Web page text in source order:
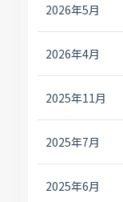
2026年5月
2026年4月
2025年11月
2025年7月
2025年6月